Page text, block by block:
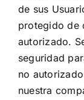
de sus
protegido de
autorizado.
seguridad
no
nuestra